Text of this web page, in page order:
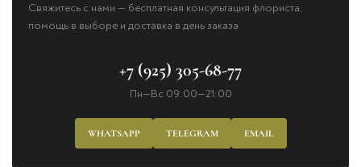
Свяжитесь с нами — бесплатная консультация флориста,
помощь в выборе и доставка в день заказа
+7 (925) 305-68-77
Пн—Вс 09:00—21:00
WHATSAPP TELEGRAM EMAIL